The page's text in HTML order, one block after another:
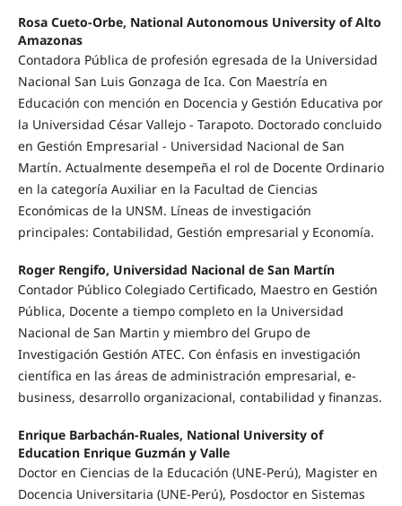
Rosa Cueto-Orbe, National Autonomous University of Alto
Amazonas
Contadora Pública de profesión egresada de la Universidad
Nacional San Luis Gonzaga de Ica. Con Maestría en
Educación con mención en Docencia y Gestión Educativa por
la Universidad César Vallejo - Tarapoto. Doctorado concluido
en Gestión Empresarial - Universidad Nacional de San
Martín. Actualmente desempeña el rol de Docente Ordinario
en la categoría Auxiliar en la Facultad de Ciencias
Económicas de la UNSM. Líneas de investigación
principales: Contabilidad, Gestión empresarial y Economía.
Roger Rengifo, Universidad Nacional de San Martín
Contador Público Colegiado Certificado, Maestro en Gestión
Pública, Docente a tiempo completo en la Universidad
Nacional de San Martin y miembro del Grupo de
Investigación Gestión ATEC. Con énfasis en investigación
científica en las áreas de administración empresarial, e-
business, desarrollo organizacional, contabilidad y finanzas.
Enrique Barbachán-Ruales, National University of
Education Enrique Guzmán y Valle
Doctor en Ciencias de la Educación (UNE-Perú), Magister en
Docencia Universitaria (UNE-Perú), Posdoctor en Sistemas